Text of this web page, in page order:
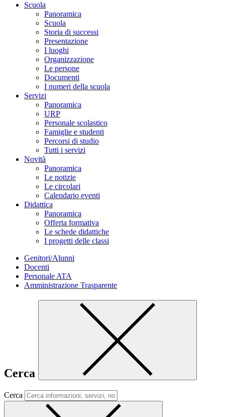
Scuola
Panoramica
Scuola
Storia di successi
Presentazione
I luoghi
Organizzazione
Le persone
Documenti
I numeri della scuola
Servizi
Panoramica
URP
Personale scolastico
Famiglie e studenti
Percorsi di studio
Tutti i servizi
Novità
Panoramica
Le notizie
Le circolari
Calendario eventi
Didattica
Panoramica
Offerta formativa
Le schede didattiche
I progetti delle classi
Genitori/Alunni
Docenti
Personale ATA
Amministrazione Trasparente
Cerca
Cerca